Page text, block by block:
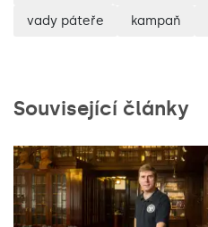
vady páteře kampaň
Související články